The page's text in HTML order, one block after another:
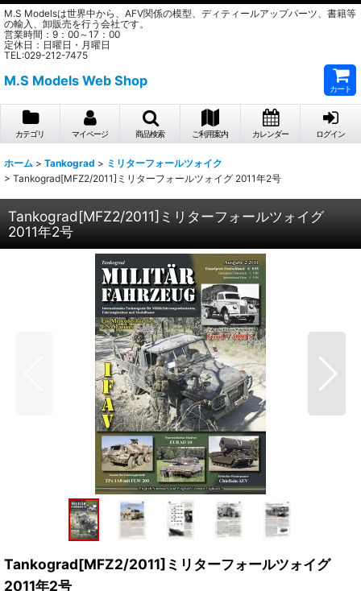
M.S Modelsは世界中から、AFV関係の模型、ディティールアップパーツ、書籍等
の輸入、卸販売を行う会社です。
営業時間：9：00～17：00
定休日：日曜日・月曜日
TEL:029-212-7475
M.S Models Web Shop
カート
カテゴリ マイページ 商品検索 ご利用案内 カレンダー ログイン
ホーム > Tankograd > ミリターフォールツォイク
> Tankograd[MFZ2/2011]ミリターフォールツォイグ 2011年2号
Tankograd[MFZ2/2011]ミリターフォールツォイグ
2011年2号
Tankograd[MFZ2/2011]ミリターフォールツォイグ
2011年2号